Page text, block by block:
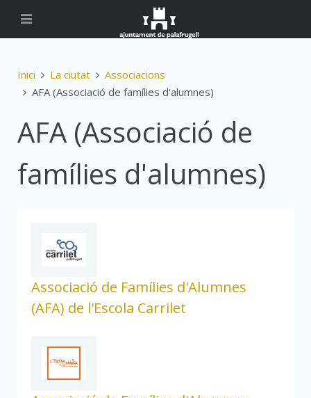
Inici La ciutat
Associacions
AFA (Associació de famílies d'alumnes)
AFA (Associació de
famílies d'alumnes)
Associació de Famílies d'Alumnes
(AFA) de l'Escola Carrilet